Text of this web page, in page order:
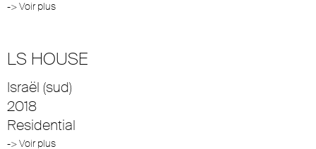
-> Voir plus
LS HOUSE
Israël (sud)
2018
Residential
-> Voir plus